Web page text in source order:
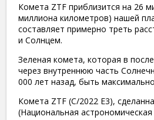
Комета ZTF приблизится на 26
миллиона километров) нашей
составляет примерно треть
и Солнцем.
Зеленая комета, которая в
через внутреннюю часть
000 лет назад, быть
Комета ZTF (C/2022 E3),
(Национальная